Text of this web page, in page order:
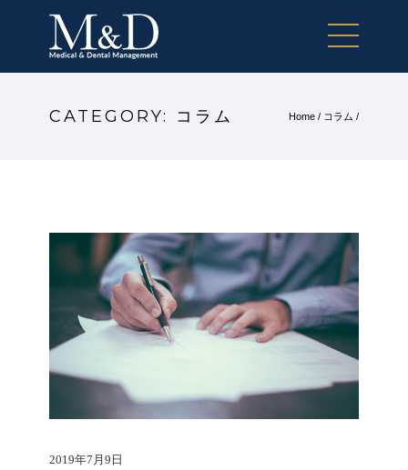
CATEGORY: コラム Home / コラム /
2019年7月9日